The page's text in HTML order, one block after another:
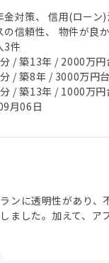
金対策、 信用(ローン)
の信頼性、 物件が良
3件
/ 築13年 / 2000万円
/ 築8年 / 3000万円
/ 築13年 / 1000万円
月06日
ンに透明性があり、
ました。加えて、ア